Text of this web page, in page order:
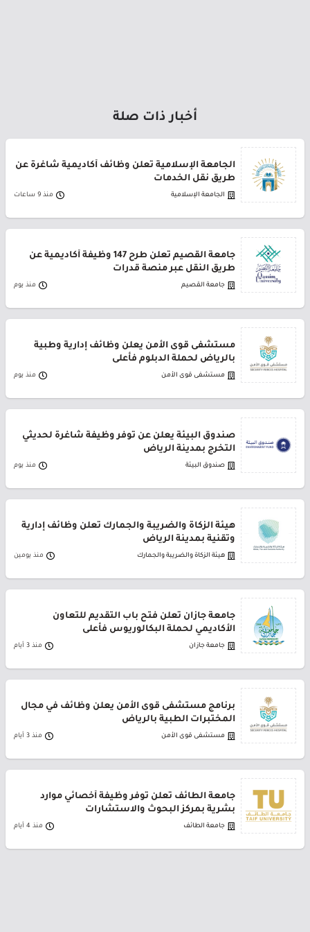
أخبار ذات صلة
الجامعة الإسلامية تعلن وظائف أكاديمية شاغرة عن
طريق نقل الخدمات
الجامعة الإسلامية منذ 9 ساعات
جامعة القصيم تعلن طرح 147 وظيفة أكاديمية عن
طريق النقل عبر منصة قدرات
جامعة القصيم منذ يوم
مستشفى قوى الأمن يعلن وظائف إدارية وطبية
بالرياض لحملة الدبلوم فأعلى
مستشفى قوى الأمن منذ يوم
صندوق البيئة يعلن عن توفر وظيفة شاغرة لحديثي
التخرج بمدينة الرياض
صندوق البيئة منذ يوم
هيئة الزكاة والضريبة والجمارك تعلن وظائف إدارية
وتقنية بمدينة الرياض
هيئة الزكاة والضريبة والجمارك منذ يومين
جامعة جازان تعلن فتح باب التقديم للتعاون
الأكاديمي لحملة البكالوريوس فأعلى
جامعة جازان منذ 3 أيام
برنامج مستشفى قوى الأمن يعلن وظائف في مجال
المختبرات الطبية بالرياض
مستشفى قوى الأمن منذ 3 أيام
جامعة الطائف تعلن توفر وظيفة أخصائي موارد
بشرية بمركز البحوث والاستشارات
جامعة الطائف منذ 4 أيام